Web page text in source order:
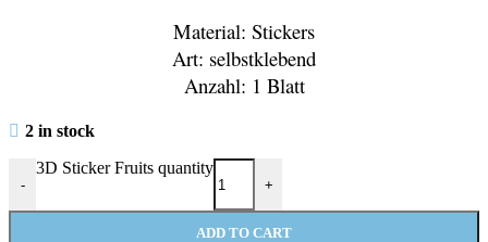
Material: Stickers
Art: selbstklebend
Anzahl: 1 Blatt
2 in stock
-
3D Sticker Fruits quantity
+
ADD TO CART